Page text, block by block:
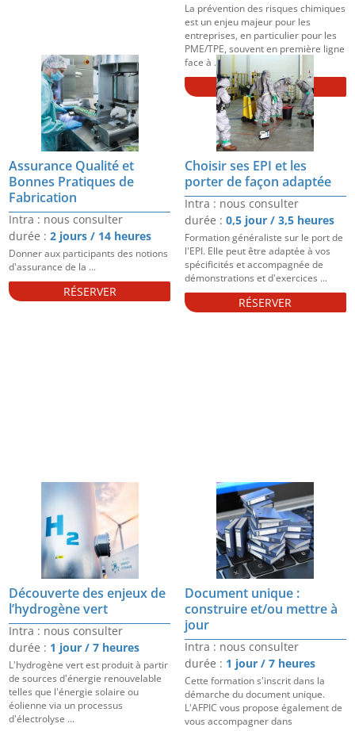
La prévention des risques chimiques
est un enjeu majeur pour les
entreprises, en particulier pour les
PME/TPE, souvent en première ligne
face à ...
RÉSERVER
Assurance Qualité et
Bonnes Pratiques de
Fabrication
Intra : nous consulter
durée :2 jours / 14 heures
Donner aux participants des notions
d'assurance de la ...
RÉSERVER
Choisir ses EPI et les
porter de façon adaptée
Intra : nous consulter
durée : 0,5 jour / 3,5 heures
Formation généraliste sur le port de
l'EPI. Elle peut être adaptée à vos
spécificités et accompagnée de
démonstrations et d'exercices ...
RÉSERVER
Découverte des enjeux de
l’hydrogène vert
Intra : nous consulter
durée : 1 jour / 7 heures
L'hydrogène vert est produit à partir
de sources d'énergie renouvelable
telles que l'énergie solaire ou
éolienne via un processus
d'électrolyse ...
Document unique :
construire et/ou mettre à
jour
Intra : nous consulter
durée : 1 jour / 7 heures
Cette formation s'inscrit dans la
démarche du document unique.
L'AFPIC vous propose également de
vous accompagner dans